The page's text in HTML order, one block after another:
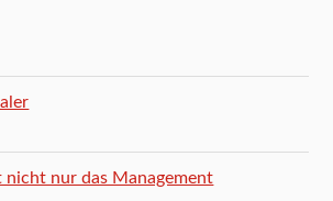
nicht nur das Management